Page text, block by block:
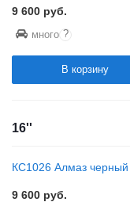
9 600 руб.
много ?
В корзину
16''
КС1026 Алмаз
9 600 руб.